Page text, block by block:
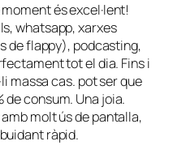
és excel·lent!
whatsapp, xarxes
de flappy), podcasting,
tot el dia. Fins i
massa cas. pot ser que
de consum. Una joia.
molt ús de pantalla,
ràpid.